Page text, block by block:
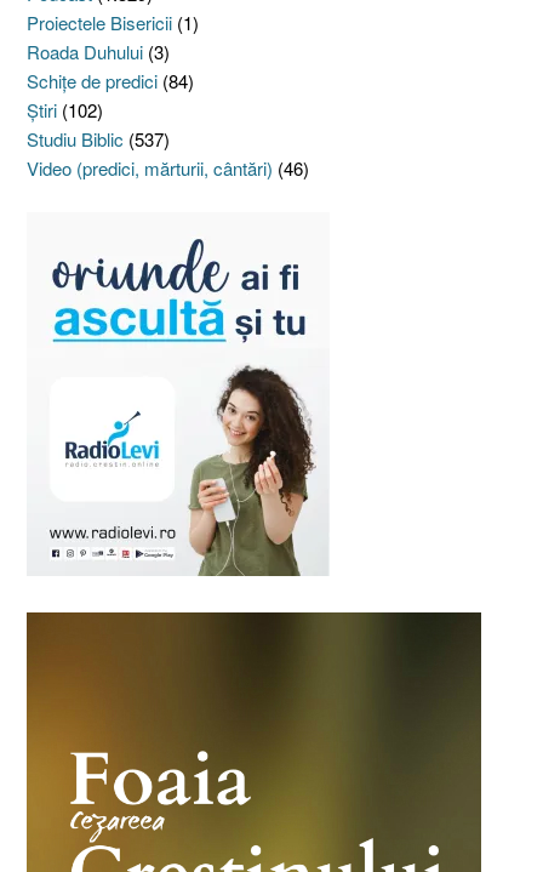
Proiectele Bisericii (1)
Roada Duhului (3)
Schiţe de predici (84)
Ştiri (102)
Studiu Biblic (537)
Video (predici, mărturii, cântări) (46)